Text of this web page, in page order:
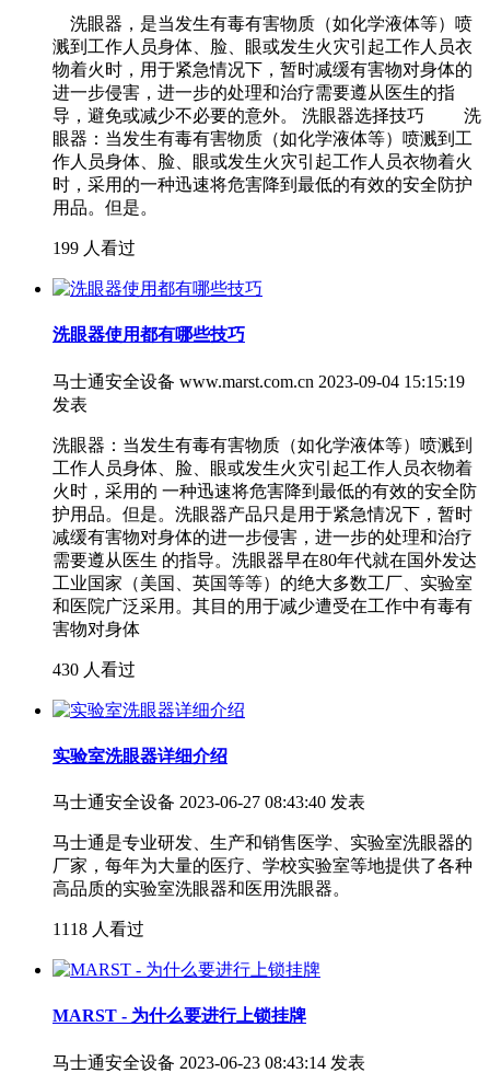
洗眼器，是当发生有毒有害物质（如化学液体等）喷
溅到工作人员身体、脸、眼或发生火灾引起工作人员衣
物着火时，用于紧急情况下，暂时减缓有害物对身体的
进一步侵害，进一步的处理和治疗需要遵从医生的指
导，避免或减少不必要的意外。 洗眼器选择技巧 洗
眼器：当发生有毒有害物质（如化学液体等）喷溅到工
作人员身体、脸、眼或发生火灾引起工作人员衣物着火
时，采用的一种迅速将危害降到最低的有效的安全防护
用品。但是。
199 人看过
洗眼器使用都有哪些技巧
马士通安全设备 www.marst.com.cn 2023-09-04 15:15:19
发表
洗眼器：当发生有毒有害物质（如化学液体等）喷溅到
工作人员身体、脸、眼或发生火灾引起工作人员衣物着
火时，采用的 一种迅速将危害降到最低的有效的安全防
护用品。但是。洗眼器产品只是用于紧急情况下，暂时
减缓有害物对身体的进一步侵害，进一步的处理和治疗
需要遵从医生 的指导。洗眼器早在80年代就在国外发达
工业国家（美国、英国等等）的绝大多数工厂、实验室
和医院广泛采用。其目的用于减少遭受在工作中有毒有
害物对身体
430 人看过
实验室洗眼器详细介绍
马士通安全设备 2023-06-27 08:43:40 发表
马士通是专业研发、生产和销售医学、实验室洗眼器的
厂家，每年为大量的医疗、学校实验室等地提供了各种
高品质的实验室洗眼器和医用洗眼器。
1118 人看过
MARST - 为什么要进行上锁挂牌
马士通安全设备 2023-06-23 08:43:14 发表